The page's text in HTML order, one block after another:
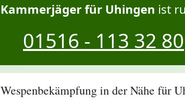
Kammerjäger für Uhingen ist
01516 - 113 32 80
Wespenbekämpfung in der Nähe für